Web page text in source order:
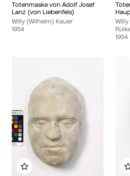
Totenmaske von Adolf Josef
Lanz (von Liebenfels)
Willy (Wilhelm) Kauer
1954
Willy
1954
Zu meinem Album hinzufügen